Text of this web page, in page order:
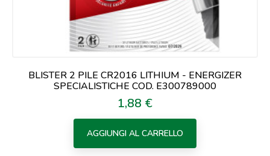
BLISTER 2 PILE CR2016 LITHIUM - ENERGIZER
SPECIALISTICHE COD. E300789000
Prezzo
1,88 €
AGGIUNGI AL CARRELLO